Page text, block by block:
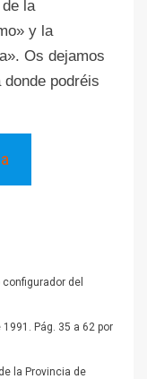
la
y la
Os dejamos
podréis
del
1991. Pág. 35 a 62 por
la Provincia de